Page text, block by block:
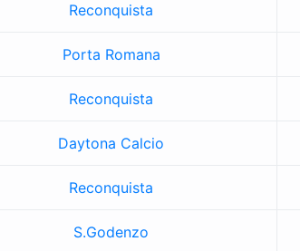
Reconquista
Porta Romana
Reconquista
Daytona Calcio
Reconquista
S.Godenzo